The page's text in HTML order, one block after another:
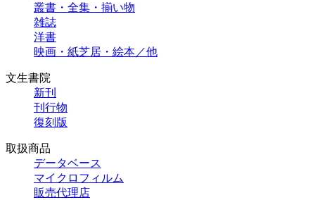
叢書・全集・揃い物
雑誌
洋書
映画・紙芝居・絵本／他
文生書院
新刊
刊行物
復刻版
取扱商品
データベース
マイクロフィルム
販売代理店